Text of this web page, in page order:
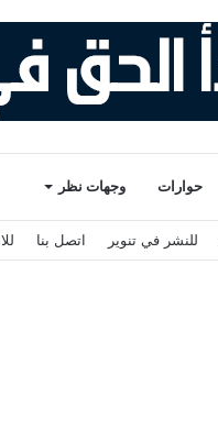
حوارات وجهات نظر
للنشر في تنوير اتصل بنا